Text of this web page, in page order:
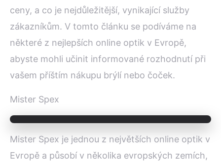
ceny, a co je nejdůležitější, vynikající služby
zákazníkům. V tomto článku se podíváme na
některé z nejlepších online optik v Evropě,
abyste mohli učinit informované rozhodnutí při
vašem příštím nákupu brýlí nebo čoček.
Mister Spex
Mister Spex je jednou z největších online optik v
Evropě a působí v několika evropských zemích,